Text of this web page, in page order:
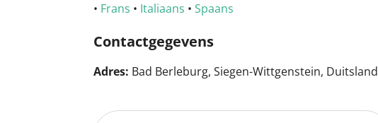
• Frans • Italiaans • Spaans
Contactgegevens
Adres: Bad Berleburg, Siegen-Wittgenstein, Duitsland